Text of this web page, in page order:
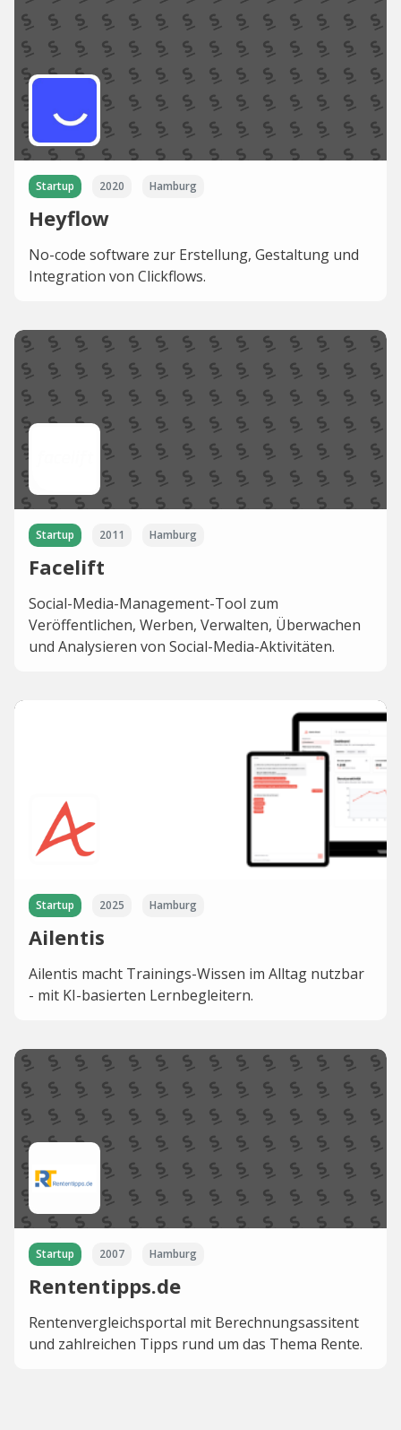
Startup 2020 Hamburg
Heyflow
No-code software zur Erstellung, Gestaltung und
Integration von Clickflows.
Startup 2011 Hamburg
Facelift
Social-Media-Management-Tool zum
Veröffentlichen, Werben, Verwalten, Überwachen
und Analysieren von Social-Media-Aktivitäten.
Startup 2025 Hamburg
Ailentis
Ailentis macht Trainings-Wissen im Alltag nutzbar
- mit KI-basierten Lernbegleitern.
Startup 2007 Hamburg
Rententipps.de
Rentenvergleichsportal mit Berechnungsassitent
und zahlreichen Tipps rund um das Thema Rente.